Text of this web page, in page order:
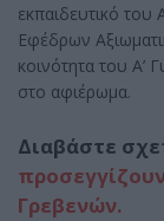
εκπαιδευτικό
Εφέδρων
κοινότητα του Α’
στο αφιέρωμα.
Διαβάστε
Γρεβενών.